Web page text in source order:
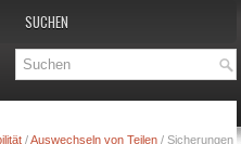
SUCHEN
/Auswechseln von Teilen / Sicherungen